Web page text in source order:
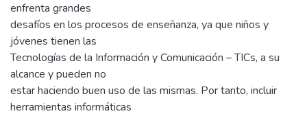
enfrenta grandes
desafíos en los procesos de enseñanza, ya que niños y
jóvenes tienen las
Tecnologías de la Información y Comunicación – TICs, a su
alcance y pueden no
estar haciendo buen uso de las mismas. Por tanto, incluir
herramientas informáticas